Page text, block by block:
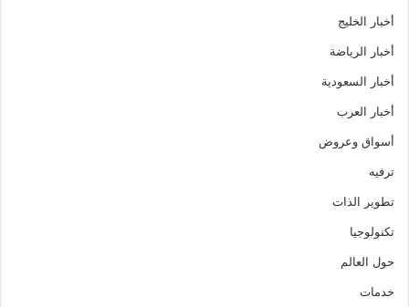
أخبار الخليج
أخبار الرياضة
أخبار السعودية
أخبار العرب
أسواق وعروض
ترفيه
تطوير الذات
تكنولوجيا
حول العالم
خدمات